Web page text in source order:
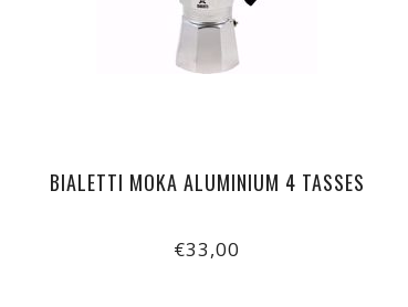
BIALETTI MOKA ALUMINIUM 4 TASSES
€33,00